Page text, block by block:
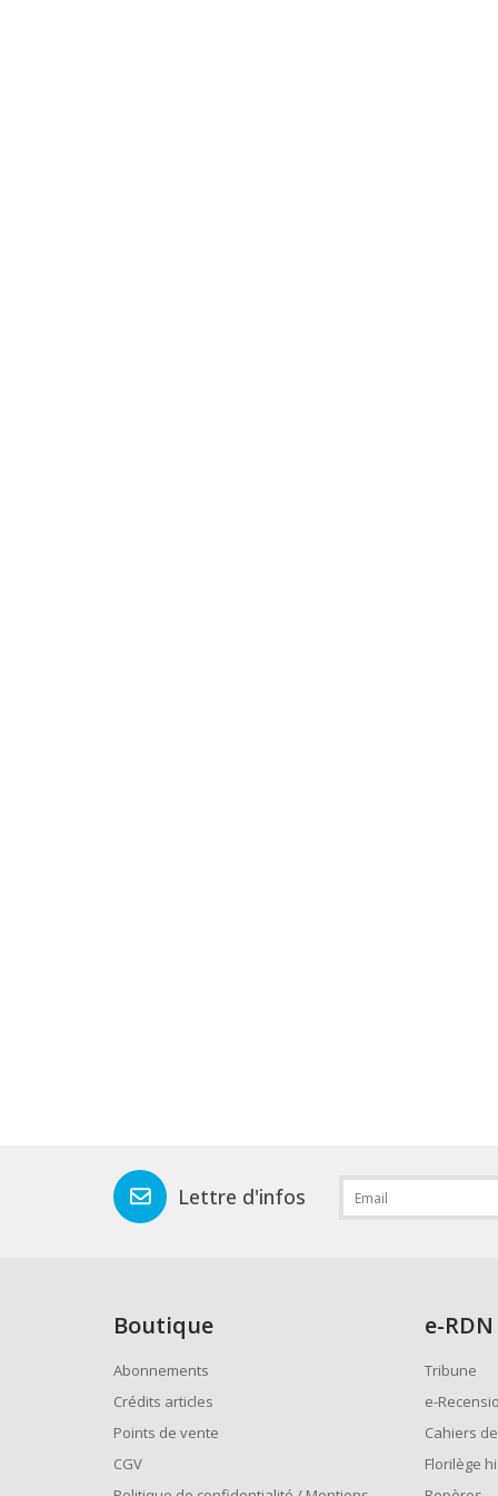
Lettre d'infos
Boutique
Abonnements
Crédits articles
Points de vente
CGV
e-RDN
Tribune
e-
Cahiers
Florilège